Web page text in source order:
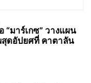
“มาร์เกซ” วางแผน
ดอัปยศที่ คาตาลัน